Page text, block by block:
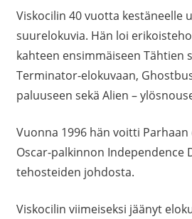
Viskocilin 40 vuotta kestäneelle
suurelokuvia. Hän loi
kahteen ensimmäiseen Tähtien
Terminator-elokuvaan,
paluuseen sekä Alien –
Vuonna 1996 hän voitti
Oscar-palkinnon Independence
tehosteiden johdosta.
Viskocilin viimeiseksi jäänyt